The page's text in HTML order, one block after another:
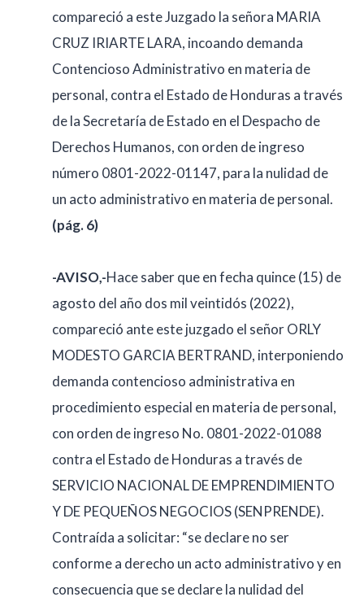
compareció a este Juzgado la señora MARIA
CRUZ IRIARTE LARA, incoando demanda
Contencioso Administrativo en materia de
personal, contra el Estado de Honduras a través
de la Secretaría de Estado en el Despacho de
Derechos Humanos, con orden de ingreso
número 0801-2022-01147, para la nulidad de
un acto administrativo en materia de personal.
(pág. 6)
-AVISO,-Hace saber que en fecha quince (15) de
agosto del año dos mil veintidós (2022),
compareció ante este juzgado el señor ORLY
MODESTO GARCIA BERTRAND, interponiendo
demanda contencioso administrativa en
procedimiento especial en materia de personal,
con orden de ingreso No. 0801-2022-01088
contra el Estado de Honduras a través de
SERVICIO NACIONAL DE EMPRENDIMIENTO
Y DE PEQUEÑOS NEGOCIOS (SENPRENDE).
Contraída a solicitar: “se declare no ser
conforme a derecho un acto administrativo y en
consecuencia que se declare la nulidad del